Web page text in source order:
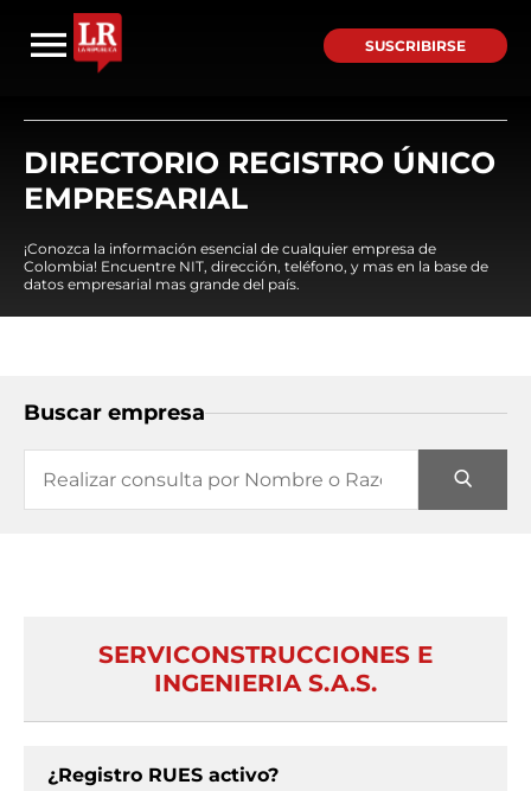
SUSCRIBIRSE
DIRECTORIO REGISTRO ÚNICO
EMPRESARIAL
¡Conozca la información esencial de cualquier empresa de
Colombia! Encuentre NIT, dirección, teléfono, y mas en la base de
datos empresarial mas grande del país.
Buscar empresa
SERVICONSTRUCCIONES E
INGENIERIA S.A.S.
¿Registro RUES activo?